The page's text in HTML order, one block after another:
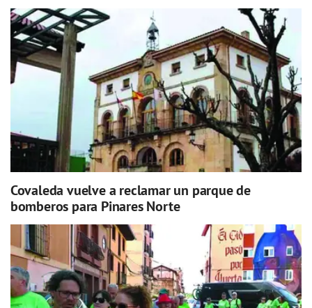
Covaleda vuelve a reclamar un parque de
bomberos para Pinares Norte